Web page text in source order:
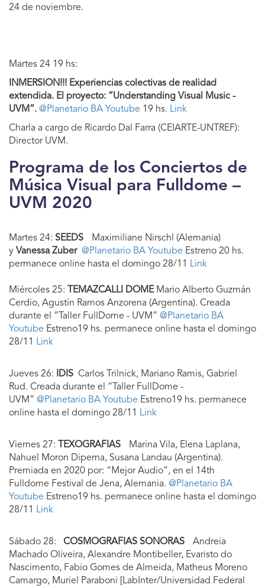
24 de noviembre.
Martes 24 19 hs:
INMERSION!!! Experiencias colectivas de realidad
extendida. El proyecto: ”Understanding Visual Music -
UVM”. @Planetario BA Youtube 19 hs. Link
Charla a cargo de Ricardo Dal Farra (CEIARTE-UNTREF):
Director UVM.
Programa de los Conciertos de
Música Visual para Fulldome –
UVM 2020
Martes 24: SEEDS Maximiliane Nirschl (Alemania)
y Vanessa Zuber @Planetario BA Youtube Estreno 20 hs.
permanece online hasta el domingo 28/11
Link
Miércoles 25: TEMAZCALLI DOMEMario Alberto Guzmán
Cerdio, Agustín Ramos Anzorena (Argentina). Creada
durante el “Taller FullDome - UVM” @Planetario BA
Youtube Estreno19 hs. permanece online hasta el domingo
28/11
Link
Jueves 26: IDIS Carlos Trilnick, Mariano Ramis, Gabriel
Rud. Creada durante el “Taller FullDome -
UVM” @Planetario BA Youtube Estreno19 hs. permanece
online hasta el domingo 28/11
Link
Viernes 27: TEXOGRAFIAS Marina Vila, Elena Laplana,
Nahuel Moron Diperna, Susana Landau (Argentina).
Premiada en 2020 por: “Mejor Audio”, en el 14th
Fulldome Festival de Jena, Alemania. @Planetario BA
Youtube Estreno19 hs. permanece online hasta el domingo
28/11
Link
Sábado 28: COSMOGRAFIAS SONORAS Andreia
Machado Oliveira, Alexandre Montibeller, Evaristo do
Nascimento, Fabio Gomes de Almeida, Matheus Moreno
Camargo, Muriel Paraboni [LabInter/Universidad Federal